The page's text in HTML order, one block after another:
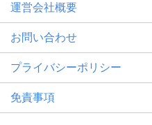
運営会社概要
お問い合わせ
プライバシーポリシー
免責事項